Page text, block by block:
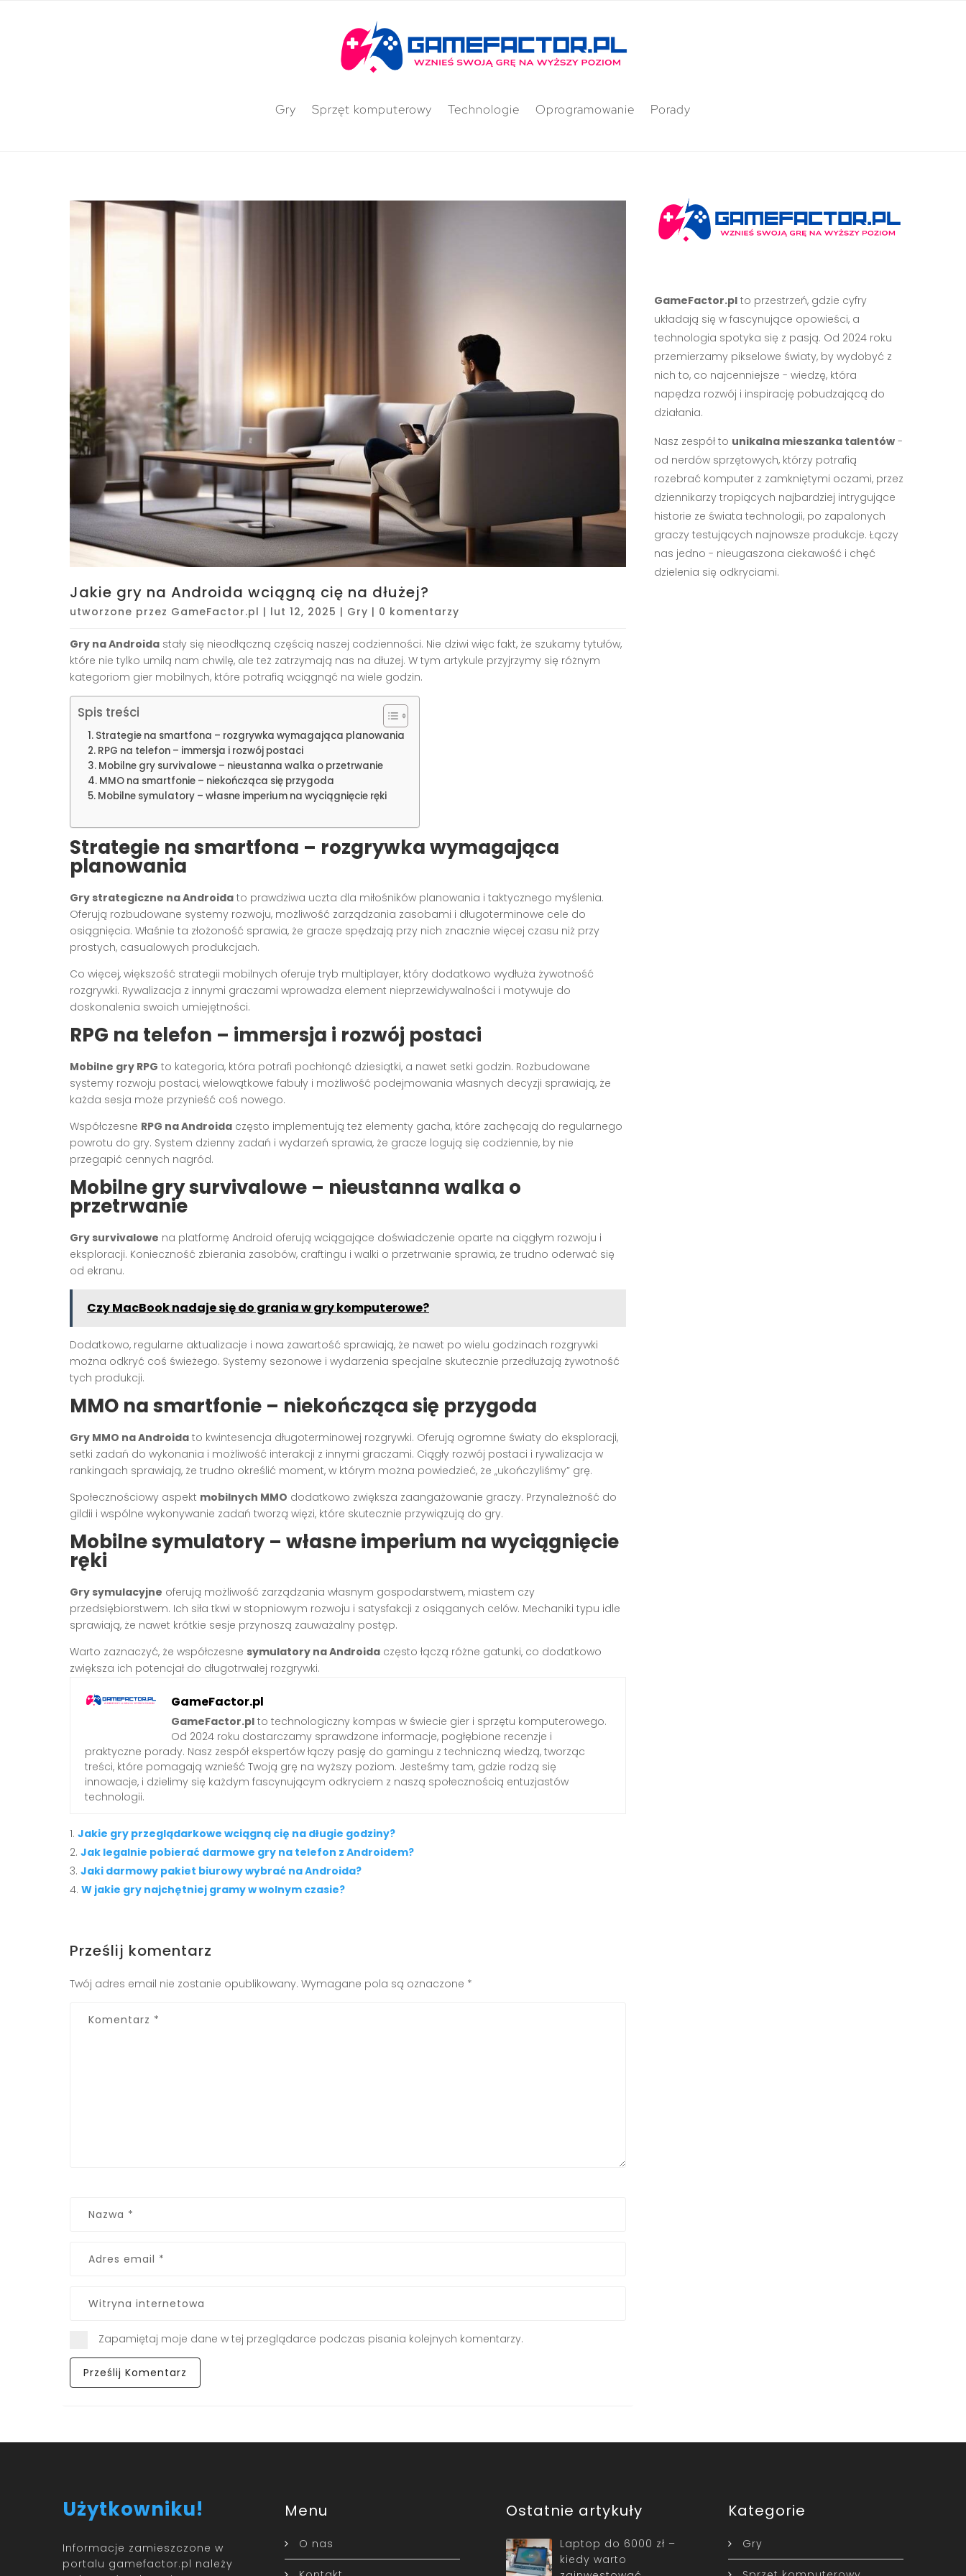
Gry Sprzęt komputerowy Technologie Oprogramowanie Porady
Jakie gry na Androida wciągną cię na dłużej?
utworzone przez GameFactor.pl | lut 12, 2025 | Gry | 0 komentarzy
Gry na Androida stały się nieodłączną częścią naszej codzienności. Nie dziwi więc fakt, że szukamy tytułów,
które nie tylko umilą nam chwilę, ale też zatrzymają nas na dłużej. W tym artykule przyjrzymy się różnym
kategoriom gier mobilnych, które potrafią wciągnąć na wiele godzin.
Spis treści
Strategie na smartfona – rozgrywka wymagająca planowania
RPG na telefon – immersja i rozwój postaci
Mobilne gry survivalowe – nieustanna walka o przetrwanie
MMO na smartfonie – niekończąca się przygoda
Mobilne symulatory – własne imperium na wyciągnięcie ręki
Strategie na smartfona – rozgrywka wymagająca
planowania
Gry strategiczne na Androida to prawdziwa uczta dla miłośników planowania i taktycznego myślenia.
Oferują rozbudowane systemy rozwoju, możliwość zarządzania zasobami i długoterminowe cele do
osiągnięcia. Właśnie ta złożoność sprawia, że gracze spędzają przy nich znacznie więcej czasu niż przy
prostych, casualowych produkcjach.
Co więcej, większość strategii mobilnych oferuje tryb multiplayer, który dodatkowo wydłuża żywotność
rozgrywki. Rywalizacja z innymi graczami wprowadza element nieprzewidywalności i motywuje do
doskonalenia swoich umiejętności.
RPG na telefon – immersja i rozwój postaci
Mobilne gry RPG to kategoria, która potrafi pochłonąć dziesiątki, a nawet setki godzin. Rozbudowane
systemy rozwoju postaci, wielowątkowe fabuły i możliwość podejmowania własnych decyzji sprawiają, że
każda sesja może przynieść coś nowego.
Współczesne RPG na Androida często implementują też elementy gacha, które zachęcają do regularnego
powrotu do gry. System dzienny zadań i wydarzeń sprawia, że gracze logują się codziennie, by nie
przegapić cennych nagród.
Mobilne gry survivalowe – nieustanna walka o
przetrwanie
Gry survivalowe na platformę Android oferują wciągające doświadczenie oparte na ciągłym rozwoju i
eksploracji. Konieczność zbierania zasobów, craftingu i walki o przetrwanie sprawia, że trudno oderwać się
od ekranu.
Czy MacBook nadaje się do grania w gry komputerowe?
Dodatkowo, regularne aktualizacje i nowa zawartość sprawiają, że nawet po wielu godzinach rozgrywki
można odkryć coś świeżego. Systemy sezonowe i wydarzenia specjalne skutecznie przedłużają żywotność
tych produkcji.
MMO na smartfonie – niekończąca się przygoda
Gry MMO na Androida to kwintesencja długoterminowej rozgrywki. Oferują ogromne światy do eksploracji,
setki zadań do wykonania i możliwość interakcji z innymi graczami. Ciągły rozwój postaci i rywalizacja w
rankingach sprawiają, że trudno określić moment, w którym można powiedzieć, że „ukończyliśmy” grę.
Społecznościowy aspekt mobilnych MMO dodatkowo zwiększa zaangażowanie graczy. Przynależność do
gildii i wspólne wykonywanie zadań tworzą więzi, które skutecznie przywiązują do gry.
Mobilne symulatory – własne imperium na wyciągnięcie
ręki
Gry symulacyjne oferują możliwość zarządzania własnym gospodarstwem, miastem czy
przedsiębiorstwem. Ich siła tkwi w stopniowym rozwoju i satysfakcji z osiąganych celów. Mechaniki typu idle
sprawiają, że nawet krótkie sesje przynoszą zauważalny postęp.
Warto zaznaczyć, że współczesne symulatory na Androida często łączą różne gatunki, co dodatkowo
zwiększa ich potencjał do długotrwałej rozgrywki.
GameFactor.pl
GameFactor.pl to technologiczny kompas w świecie gier i sprzętu komputerowego.
Od 2024 roku dostarczamy sprawdzone informacje, pogłębione recenzje i
praktyczne porady. Nasz zespół ekspertów łączy pasję do gamingu z techniczną wiedzą, tworząc
treści, które pomagają wznieść Twoją grę na wyższy poziom. Jesteśmy tam, gdzie rodzą się
innowacje, i dzielimy się każdym fascynującym odkryciem z naszą społecznością entuzjastów
technologii.
Jakie gry przeglądarkowe wciągną cię na długie godziny?
Jak legalnie pobierać darmowe gry na telefon z Androidem?
Jaki darmowy pakiet biurowy wybrać na Androida?
W jakie gry najchętniej gramy w wolnym czasie?
Prześlij komentarz
Twój adres email nie zostanie opublikowany. Wymagane pola są oznaczone *
Zapamiętaj moje dane w tej przeglądarce podczas pisania kolejnych komentarzy.
GameFactor.plto przestrzeń, gdzie cyfry
układają się w fascynujące opowieści, a
technologia spotyka się z pasją. Od 2024 roku
przemierzamy pikselowe światy, by wydobyć z
nich to, co najcenniejsze - wiedzę, która
napędza rozwój i inspirację pobudzającą do
działania.
Nasz zespół to unikalna mieszanka talentów-
od nerdów sprzętowych, którzy potrafią
rozebrać komputer z zamkniętymi oczami, przez
dziennikarzy tropiących najbardziej intrygujące
historie ze świata technologii, po zapalonych
graczy testujących najnowsze produkcje. Łączy
nas jedno - nieugaszona ciekawość i chęć
dzielenia się odkryciami.
Użytkowniku!
Informacje zamieszczone w
portalu gamefactor.pl należy
Menu
O nas
Ostatnie artykuły
Laptop do 6000 zł –
kiedy warto
Kategorie
Gry